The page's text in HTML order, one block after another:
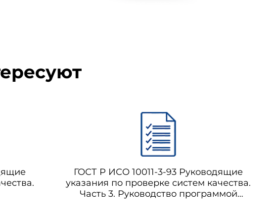
определения, приведенные ниже.ГОСТ Р ИСО 10011-3-93 Руководящие
указания по проверке систем качества.
Часть 3. Руководство программой